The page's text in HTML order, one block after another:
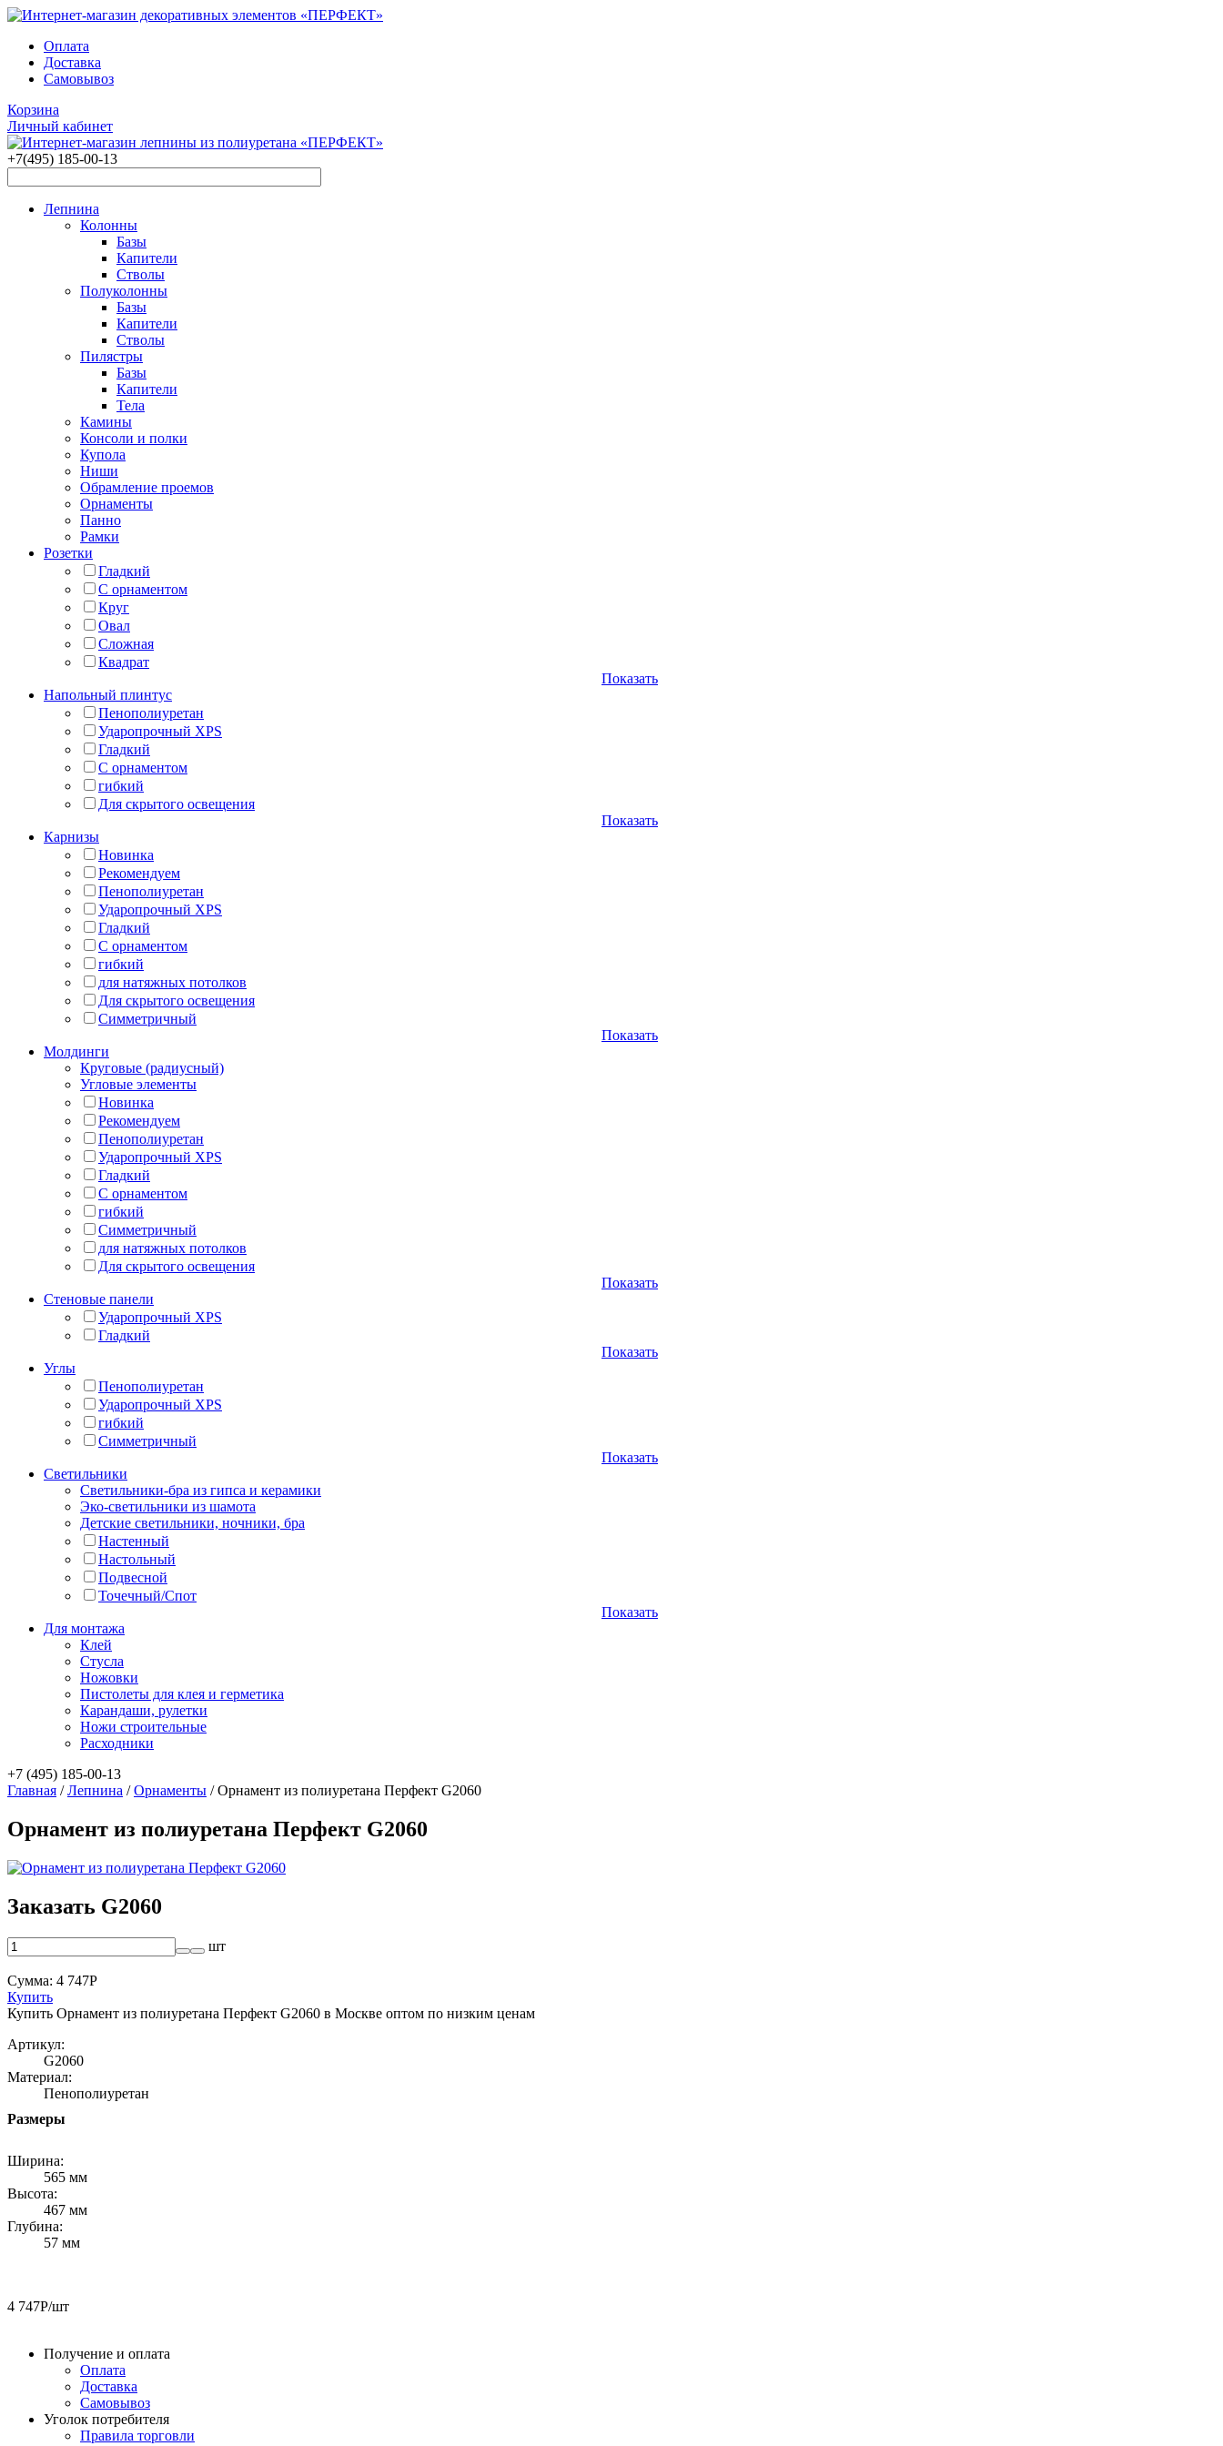
Оплата
Доставка
Самовывоз
Корзина
Личный кабинет
+7(495) 185-00-13
Лепнина
Колонны
Базы
Капители
Стволы
Полуколонны
Базы
Капители
Стволы
Пилястры
Базы
Капители
Тела
Камины
Консоли и полки
Купола
Ниши
Обрамление проемов
Орнаменты
Панно
Рамки
Розетки
Гладкий
С орнаментом
Круг
Овал
Сложная
Квадрат
Показать
Напольный плинтус
Пенополиуретан
Ударопрочный XPS
Гладкий
С орнаментом
гибкий
Для скрытого освещения
Показать
Карнизы
Новинка
Рекомендуем
Пенополиуретан
Ударопрочный XPS
Гладкий
С орнаментом
гибкий
для натяжных потолков
Для скрытого освещения
Симметричный
Показать
Молдинги
Круговые (радиусный)
Угловые элементы
Новинка
Рекомендуем
Пенополиуретан
Ударопрочный XPS
Гладкий
С орнаментом
гибкий
Симметричный
для натяжных потолков
Для скрытого освещения
Показать
Стеновые панели
Ударопрочный XPS
Гладкий
Показать
Углы
Пенополиуретан
Ударопрочный XPS
гибкий
Симметричный
Показать
Светильники
Светильники-бра из гипса и керамики
Эко-светильники из шамота
Детские светильники, ночники, бра
Настенный
Настольный
Подвесной
Точечный/Спот
Показать
Для монтажа
Клей
Стусла
Ножовки
Пистолеты для клея и герметика
Карандаши, рулетки
Ножи строительные
Расходники
+7 (495) 185-00-13
Главная /Лепнина /Орнаменты /Орнамент из полиуретана Перфект G2060
Орнамент из полиуретана Перфект G2060
Заказать G2060
шт
Сумма: 4 747Р
Купить
Купить Орнамент из полиуретана Перфект G2060 в Москве оптом по низким ценам
Артикул:
G2060
Материал:
Пенополиуретан
Размеры
Ширина:
565 мм
Высота:
467 мм
Глубина:
57 мм
4 747Р/шт
Получение и оплата
Оплата
Доставка
Самовывоз
Уголок потребителя
Правила торговли